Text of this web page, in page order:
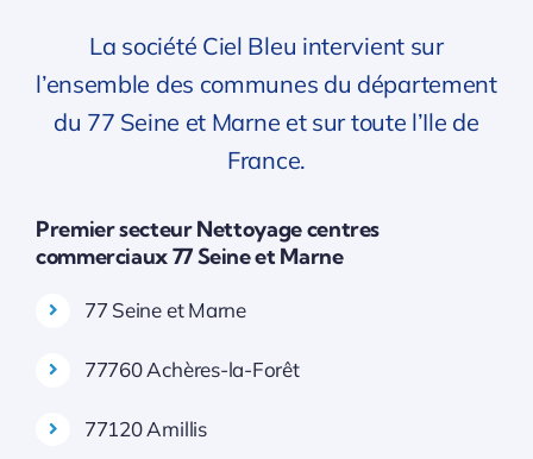
La société Ciel Bleu intervient sur
l’ensemble des communes du département
du 77 Seine et Marne et sur toute l’Ile de
France.
Premier secteur Nettoyage centres
commerciaux 77 Seine et Marne
77 Seine et Marne
77760 Achères-la-Forêt
77120 Amillis